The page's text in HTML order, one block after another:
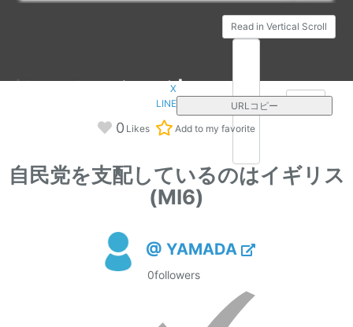
Read in Vertical Scroll
/196
X
LINE
URLコピー
0 Likes Add to my favorite
自民党を支配しているのはイギリス
(MI6)
@ YAMADA
0followers